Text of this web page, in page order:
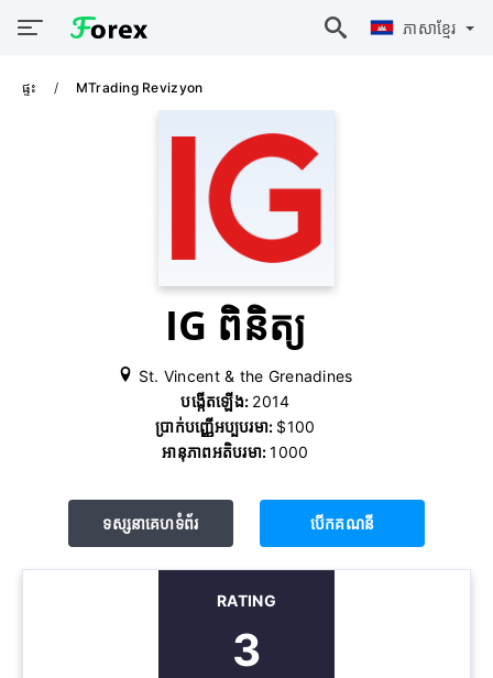
ភាសាខ្មែរ
ផ្ទះ MTrading Revizyon
IG ពិនិត្យ
St. Vincent & the Grenadines
បង្កើតឡើង: 2014
ប្រាក់បញ្ញើអប្បបរមា: $100
អានុភាពអតិបរមា:1000
ទស្សនាគេហទំព័រ បើក​គណនី
RATING
3